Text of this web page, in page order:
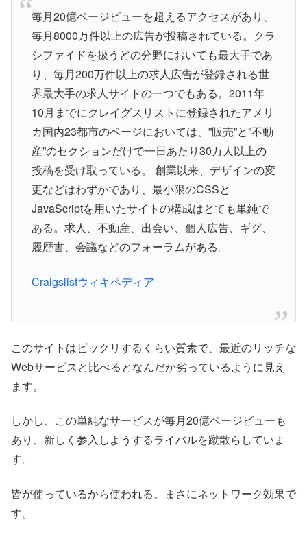
毎月20億ページビューを超えるアクセスがあり、
毎月8000万件以上の広告が投稿されている。クラ
シファイドを扱うどの分野においても最大手であ
り、毎月200万件以上の求人広告が登録される世
界最大手の求人サイトの一つでもある。2011年
10月までにクレイグスリストに登録されたアメリ
カ国内23都市のページにおいては、”販売”と”不動
産”のセクションだけで一日あたり30万人以上の
投稿を受け取っている。 創業以来、デザインの変
更などはわずかであり、最小限のCSSと
JavaScriptを用いたサイトの構成はとても単純で
ある。求人、不動産、出会い、個人広告、ギグ、
履歴書、会議などのフォーラムがある。
Craigslistウィキペディア
このサイトはビックリするくらい質素で、最近のリッチな
Webサービスと比べるとなんだか劣っているように見え
ます。
しかし、この単純なサービスが毎月20億ページビューも
あり、新しく参入しようするライバルを蹴散らしていま
す。
皆が使っているから使われる。まさにネットワーク効果で
す。